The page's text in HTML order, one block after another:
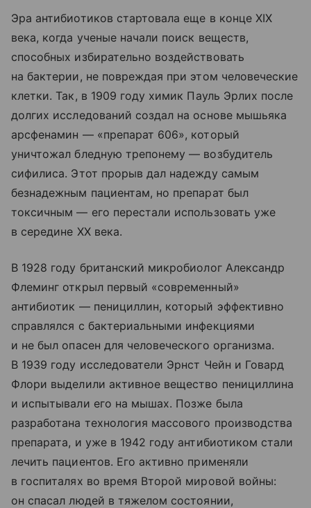
Эра антибиотиков стартовала еще в конце XIX
века, когда ученые начали поиск веществ,
способных избирательно воздействовать
на бактерии, не повреждая при этом человеческие
клетки. Так, в 1909 году химик Пауль Эрлих после
долгих исследований создал на основе мышьяка
арсфенамин — «препарат 606», который
уничтожал бледную трепонему — возбудитель
сифилиса. Этот прорыв дал надежду самым
безнадежным пациентам, но препарат был
токсичным — его перестали использовать уже
в середине XX века.
В 1928 году британский микробиолог Александр
Флеминг открыл первый «современный»
антибиотик — пенициллин, который эффективно
справлялся с бактериальными инфекциями
и не был опасен для человеческого организма.
В 1939 году исследователи Эрнст Чейн и Говард
Флори выделили активное вещество пенициллина
и испытывали его на мышах. Позже была
разработана технология массового производства
препарата, и уже в 1942 году антибиотиком стали
лечить пациентов. Его активно применяли
в госпиталях во время Второй мировой войны:
он спасал людей в тяжелом состоянии,